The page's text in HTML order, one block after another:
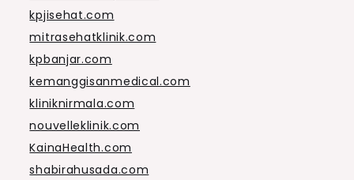
kpjisehat.com
mitrasehatklinik.com
kpbanjar.com
kemanggisanmedical.com
kliniknirmala.com
nouvelleklinik.com
KainaHealth.com
shabirahusada.com